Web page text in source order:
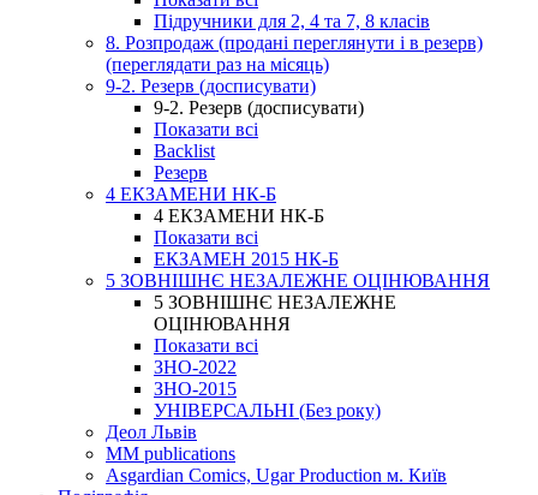
Підручники для 2, 4 та 7, 8 класів
8. Розпродаж (продані переглянути і в резерв)
(переглядати раз на місяць)
9-2. Резерв (досписувати)
9-2. Резерв (досписувати)
Показати всі
Backlist
Резерв
4 ЕКЗАМЕНИ НК-Б
4 ЕКЗАМЕНИ НК-Б
Показати всі
ЕКЗАМЕН 2015 НК-Б
5 ЗОВНІШНЄ НЕЗАЛЕЖНЕ ОЦІНЮВАННЯ
5 ЗОВНІШНЄ НЕЗАЛЕЖНЕ
ОЦІНЮВАННЯ
Показати всі
ЗНО-2022
ЗНО-2015
УНІВЕРСАЛЬНІ (Без року)
Деол Львів
MM publications
Asgardian Comics, Ugar Production м. Київ